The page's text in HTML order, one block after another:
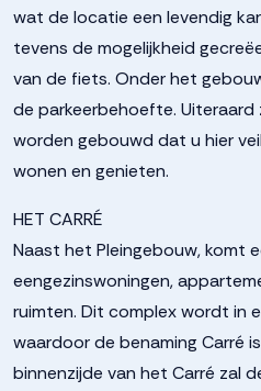
wat de locatie een levendig
tevens de mogelijkheid
van de fiets. Onder het
de parkeerbehoefte.
worden gebouwd dat u hier
wonen en genieten.
HET CARRÉ
Naast het Pleingebouw, komt
eengezinswoningen,
ruimten. Dit complex wordt in
waardoor de benaming Carré
binnenzijde van het Carré zal